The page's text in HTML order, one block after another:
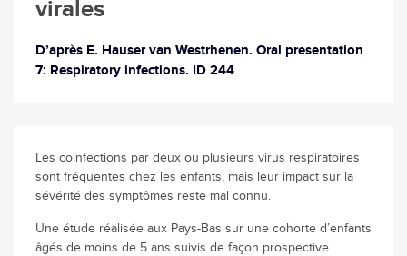
virales
D’après E. Hauser van Westrhenen. Oral presentation
7: Respiratory infections. ID 244
Les coinfections par deux ou plusieurs virus respiratoires
sont fréquentes chez les enfants, mais leur impact sur la
sévérité des symptômes reste mal connu.
Une étude réalisée aux Pays-Bas sur une cohorte d’enfants
âgés de moins de 5 ans suivis de façon prospective